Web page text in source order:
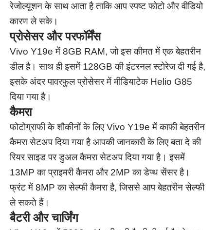
रेजोल्यूशन के साथ आता है ताकि आप स्पष्ट फोटो और वीडियो
कारण ले सके।
प्रोसेसर और परफॉर्मेंस
Vivo Y19e में 8GB RAM, जो इस कीमत में एक बेहतरीन
डील है। साथ ही इसमें 128GB की इंटरनल स्टोरेज दी गई है,
इसके अंदर पावरफुल प्रोसेसर में मीडियाटेक Helio G85
दिया गया है।
कैमरा
फोटोग्राफी के शौकीनों के लिए Vivo Y19e में काफी बेहतरीन
कैमरा सेटअप दिया गया है आपकी जानकारी के लिए बता दे की
रियर साइड पर डुअल कैमरा सेटअप दिया गया है। इसमें
13MP का प्राइमरी कैमरा और 2MP का डेप्थ सेंसर है।
फ्रंट में 8MP का सेल्फी कैमरा है, जिससे आप बेहतरीन सेल्फी
ले सकते हैं।
बैटरी और चार्जिंग